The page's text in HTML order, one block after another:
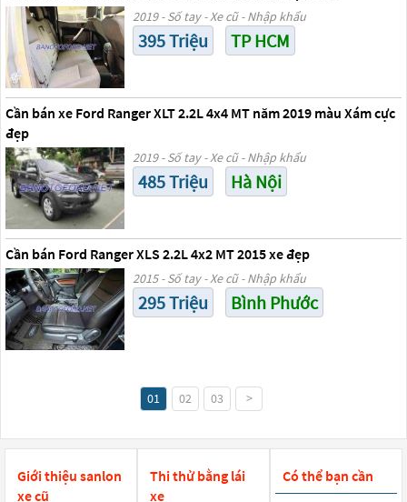
2019 - Số tay - Xe cũ - Nhập khẩu
395 Triệu TP HCM
Cần bán xe Ford Ranger XLT 2.2L 4x4 MT năm 2019 màu Xám cực
đẹp
2019 - Số tay - Xe cũ - Nhập khẩu
485 Triệu Hà Nội
Cần bán Ford Ranger XLS 2.2L 4x2 MT 2015 xe đẹp
2015 - Số tay - Xe cũ - Nhập khẩu
295 Triệu Bình Phước
01 02 03 >
Giới thiệu sanlon
xe cũ
Thi thử bằng lái
xe
Có thể bạn cần